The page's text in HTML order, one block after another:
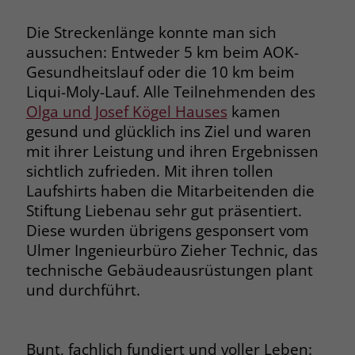
Die Streckenlänge konnte man sich
aussuchen: Entweder 5 km beim AOK-
Gesundheitslauf oder die 10 km beim
Liqui-Moly-Lauf. Alle Teilnehmenden des
Olga und Josef Kögel Hauses kamen
gesund und glücklich ins Ziel und waren
mit ihrer Leistung und ihren Ergebnissen
sichtlich zufrieden. Mit ihren tollen
Laufshirts haben die Mitarbeitenden die
Stiftung Liebenau sehr gut präsentiert.
Diese wurden übrigens gesponsert vom
Ulmer Ingenieurbüro Zieher Technic, das
technische Gebäudeausrüstungen plant
und durchführt.
Bunt, fachlich fundiert und voller Leben:
Name PHPSESSID
Anbieter stiftung-liebenau.de
Laufzeit Session
Zweck
Behält die Zustände des Benutzers bei
allen Seitenanfragen bei.
Name cookie_optin
Anbieter www.stiftung-liebenau.de
Laufzeit 1 Monat
Zweck
exklusiv für diese Website zu speichern.
Dadurch wird gewährleistet, dass
Aktionen, die bei späteren Besuchen
derselben Website durchgeführt
werden, mit derselben
Benutzerkennung verknüpft werden.
Name _clsk
Anbieter www.clarity.ms
Laufzeit 1 Jahr
Microsoft Clarity setzt dieses Cookie,
um die Seitenaufrufe eines Benutzers
zusammenzufassen.